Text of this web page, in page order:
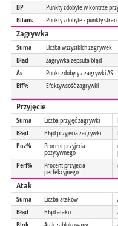
BP
Punkty zdobyte w kontrze
Bilans
Punkty zdobyte - punkty
Zagrywka
Suma Liczba wszystkich zagrywek
Błąd
Zagrywka zepsuta błąd
As
Punkt zdobyty z zagrywki AS
Eff%
Efektywsość zagrywki
Przyjęcie
Suma Liczba przyjęć zagrywki
Błąd
Błąd przyjecia zagrywki
Poz%
Procent przyjecia
pozytywnego
Perf%
Procent przyjecia
perfekcyjnego
Atak
Suma Liczba ataków
Błąd
Błąd ataku